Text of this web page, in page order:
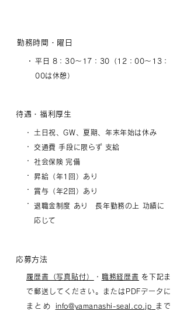
勤務時間・曜日
・ 平日 8：30〜17：30（12：00〜13：
00は休憩）
待遇・福利厚生
・
・
・
・
・
・
土日祝、GW、夏期、年末年始は休み
交通費 手段に限らず 支給
社会保険 完備
昇給（年1回） あり
賞与（年2回） あり
退職金制度 あり 長年勤務の上 功績に
応じて
応募方法
履歴書（写真貼付） ・ 職務経歴書 を下記ま
で郵送してください。またはPDFデータに
まとめ info@yamanashi-seal.co.jp​ まで